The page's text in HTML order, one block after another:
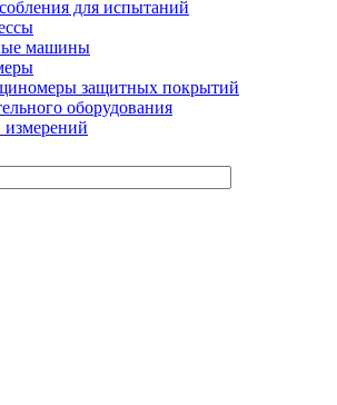
разрывные машины
на усталость
пружин
испытаний
для испытаний
машины
защитных покрытий
оборудования